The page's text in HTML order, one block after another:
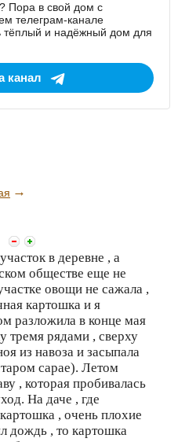
Пора в свой дом с
телеграм-канале
тёплый и надёжный дом для
канал
→
в деревне , а
обществе еще не
овощи не сажала ,
картошка и я
разложила в конце мая
тремя рядами , сверху
из навоза и засыпала
сарае). Летом
, которая пробивалась
На даче , где
, очень плохие
дождь , то картошка